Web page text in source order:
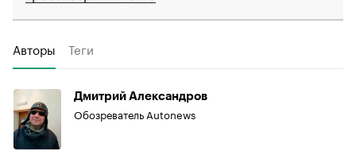
Авторы Теги
Дмитрий Александров
Обозреватель Autonews